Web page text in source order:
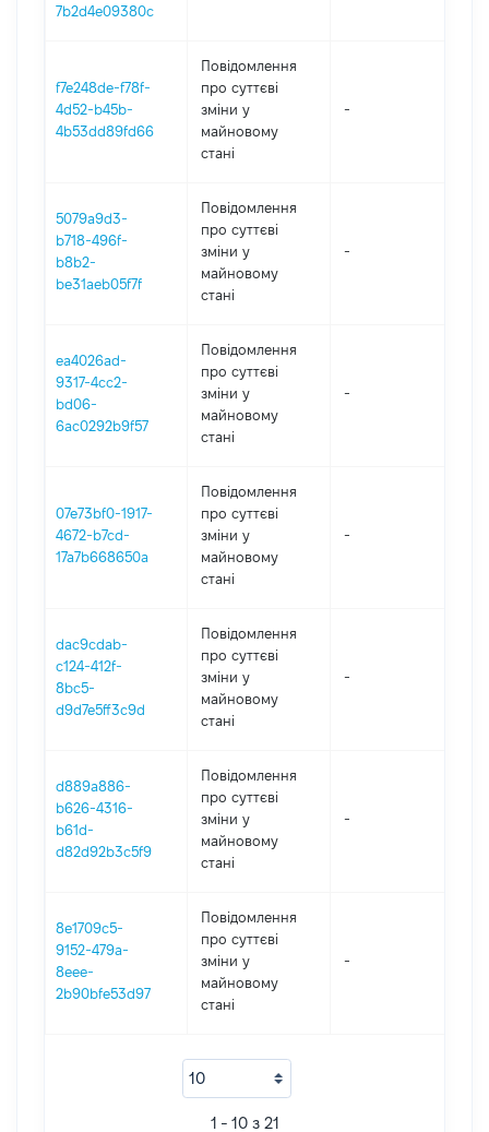
7b2d4e09380c
f7e248de-f78f-
4d52-b45b-
4b53dd89fd66
Повідомлення
про суттєві
зміни y
майновому
стані
-
5079a9d3-
b718-496f-
b8b2-
be31aeb05f7f
Повідомлення
про суттєві
зміни y
майновому
стані
-
ea4026ad-
9317-4cc2-
bd06-
6ac0292b9f57
Повідомлення
про суттєві
зміни y
майновому
стані
-
07e73bf0-1917-
4672-b7cd-
17a7b668650a
Повідомлення
про суттєві
зміни y
майновому
стані
-
dac9cdab-
c124-412f-
8bc5-
d9d7e5ff3c9d
Повідомлення
про суттєві
зміни y
майновому
стані
-
d889a886-
b626-4316-
b61d-
d82d92b3c5f9
Повідомлення
про суттєві
зміни y
майновому
стані
-
8e1709c5-
9152-479a-
8eee-
2b90bfe53d97
Повідомлення
про суттєві
зміни y
майновому
стані
-
1 - 10 з 21